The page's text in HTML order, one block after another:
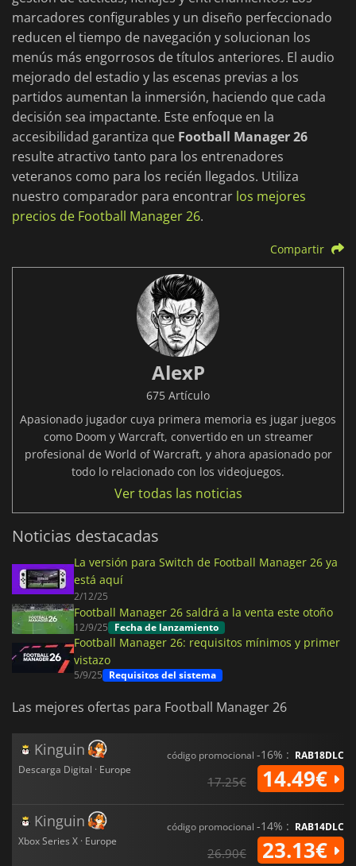
marcadores configurables y un diseño perfeccionado
reducen el tiempo de navegación y solucionan los
menús más engorrosos de títulos anteriores. El audio
mejorado del estadio y las escenas previas a los
partidos aumentan la inmersión, haciendo que cada
decisión sea impactante. Este enfoque en la
accesibilidad garantiza que Football Manager 26
resulte atractivo tanto para los entrenadores
veteranos como para los recién llegados. Utiliza
nuestro comparador para encontrar los mejores
precios de Football Manager 26.
Compartir
AlexP
675 Artículo
Apasionado jugador cuya primera memoria es jugar juegos
como Doom y Warcraft, convertido en un streamer
profesional de World of Warcraft, y ahora apasionado por
todo lo relacionado con los videojuegos.
Ver todas las noticias
Noticias destacadas
La versión para Switch de Football Manager 26 ya
está aquí
2/12/25
Football Manager 26 saldrá a la venta este otoño
12/9/25 Fecha de lanzamiento
Football Manager 26: requisitos mínimos y primer
vistazo
5/9/25 Requisitos del sistema
Las mejores ofertas para Football Manager 26
Kinguin
Descarga Digital · Europe
código promocional -16% : RAB18DLC
17.25€ 14.49€
Kinguin
Xbox Series X · Europe
código promocional -14% : RAB14DLC
26.90€ 23.13€